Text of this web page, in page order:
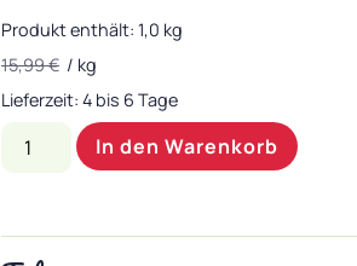
Produkt enthält: 1,0 kg
15,99€ / kg
Lieferzeit: 4 bis 6 Tage
In den Warenkorb